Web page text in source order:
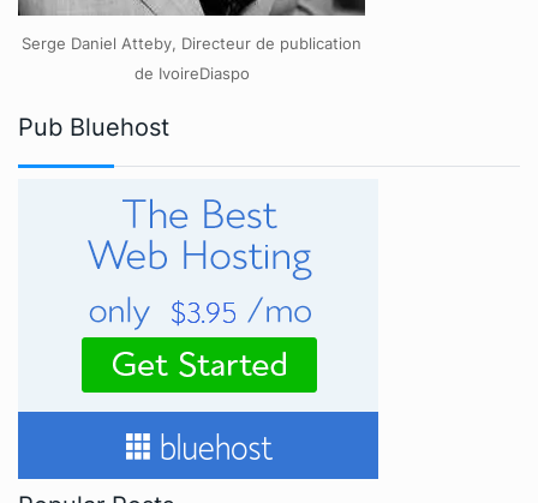
Serge Daniel Atteby, Directeur de publication
de IvoireDiaspo
Pub Bluehost